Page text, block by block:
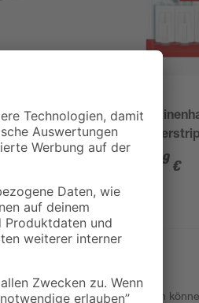
30 -
weiß 2 Stück
99 €
mitgelieferten Schraubhaken